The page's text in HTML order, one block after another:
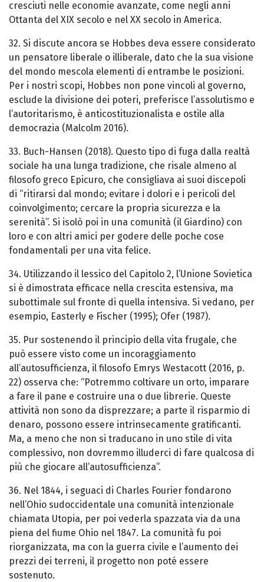
cresciuti nelle economie avanzate, come negli anni
Ottanta del XIX secolo e nel XX secolo in America.
32. Si discute ancora se Hobbes deva essere considerato
un pensatore liberale o illiberale, dato che la sua visione
del mondo mescola elementi di entrambe le posizioni.
Per i nostri scopi, Hobbes non pone vincoli al governo,
esclude la divisione dei poteri, preferisce l’assolutismo e
l’autoritarismo, è anticostituzionalista e ostile alla
democrazia (Malcolm 2016).
33. Buch-Hansen (2018). Questo tipo di fuga dalla realtà
sociale ha una lunga tradizione, che risale almeno al
filosofo greco Epicuro, che consigliava ai suoi discepoli
di “ritirarsi dal mondo; evitare i dolori e i pericoli del
coinvolgimento; cercare la propria sicurezza e la
serenità”. Si isolò poi in una comunità (il Giardino) con
loro e con altri amici per godere delle poche cose
fondamentali per una vita felice.
34. Utilizzando il lessico del Capitolo 2, l’Unione Sovietica
si è dimostrata efficace nella crescita estensiva, ma
subottimale sul fronte di quella intensiva. Si vedano, per
esempio, Easterly e Fischer (1995); Ofer (1987).
35. Pur sostenendo il principio della vita frugale, che
può essere visto come un incoraggiamento
all’autosufficienza, il filosofo Emrys Westacott (2016, p.
22) osserva che: “Potremmo coltivare un orto, imparare
a fare il pane e costruire una o due librerie. Queste
attività non sono da disprezzare; a parte il risparmio di
denaro, possono essere intrinsecamente gratificanti.
Ma, a meno che non si traducano in uno stile di vita
complessivo, non dovremmo illuderci di fare qualcosa di
più che giocare all’autosufficienza”.
36. Nel 1844, i seguaci di Charles Fourier fondarono
nell’Ohio sudoccidentale una comunità intenzionale
chiamata Utopia, per poi vederla spazzata via da una
piena del fiume Ohio nel 1847. La comunità fu poi
riorganizzata, ma con la guerra civile e l’aumento dei
prezzi dei terreni, il progetto non poté essere
sostenuto.